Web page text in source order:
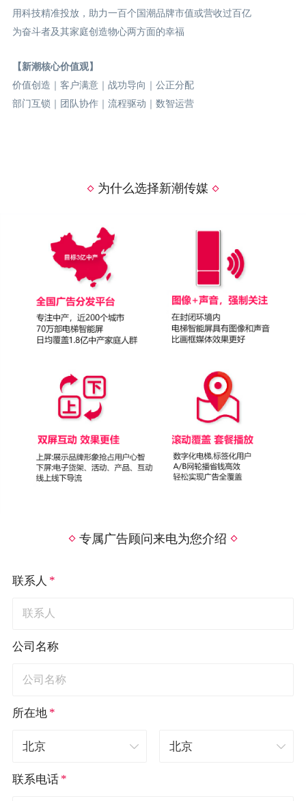
用科技精准投放，助力一百个国潮品牌市值或营收过百亿
为奋斗者及其家庭创造物心两方面的幸福
【新潮核心价值观】
价值创造｜客户满意｜战功导向｜公正分配
部门互锁｜团队协作｜流程驱动｜数智运营
为什么选择新潮传媒
专属广告顾问来电为您介绍
联系人 *
公司名称
所在地 *
联系电话 *